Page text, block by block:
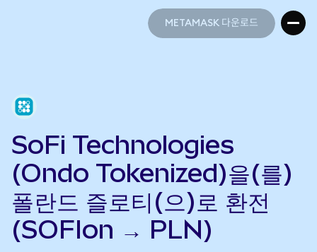
METAMASK 다운로드
SoFi Technologies
(Ondo Tokenized)을(를)
폴란드 즐로티(으)로 환전
(SOFIon → PLN)